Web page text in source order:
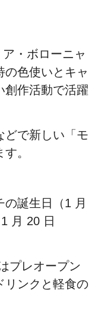
・ボローニャ
の色使いとキャ
創作活動で活躍
どで新しい「モ
。
誕生日（1 月
月 20 日
プレオープン
リンクと軽食の